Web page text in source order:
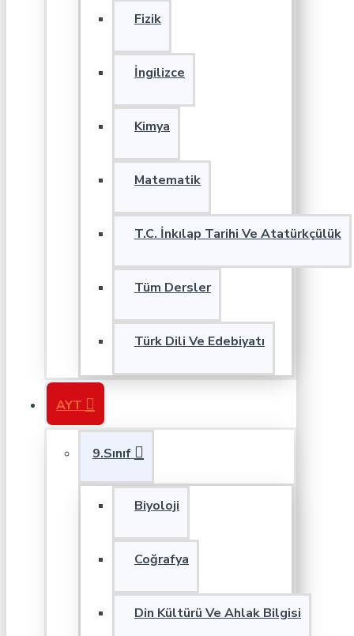
Fizik
İngilizce
Kimya
Matematik
T.C. İnkılap Tarihi Ve Atatürkçülük
Tüm Dersler
Türk Dili Ve Edebiyatı
AYT
9.Sınıf
Biyoloji
Coğrafya
Din Kültürü Ve Ahlak Bilgisi